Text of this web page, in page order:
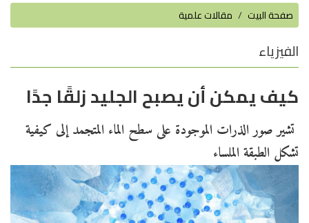
صفحة البيت مقالات علمية
الفيزياء
كيف يمكن أن يصبح الجليد زلقًا جدًا
تشير صور الذرات الموجودة على سطح الماء المتجمد إلى كيفية
تشكل الطبقة الملساء